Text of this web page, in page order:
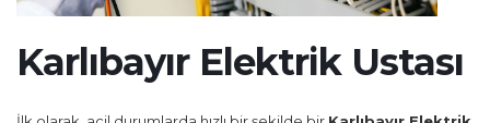
Karlıbayır Elektrik Ustası